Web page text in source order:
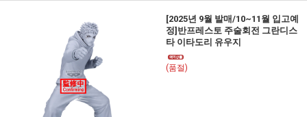
[2025년 9월 발매/10~11월 입고예
정]반프레스토 주술회전 그란디스
타 이타도리 유우지
(품절)